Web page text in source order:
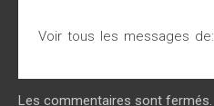
Voir tous les messages de:
Les commentaires sont fermés.